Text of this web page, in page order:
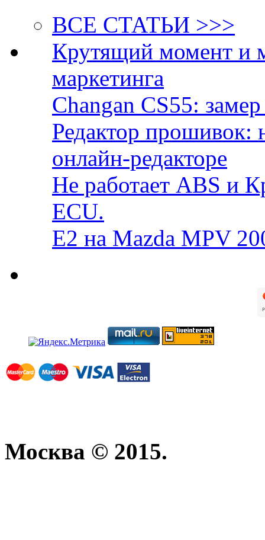
ВСЕ СТАТЬИ >>>
Крутящий момент и
маркетинга
Changan CS55:
Редактор прошивок:
онлайн-редакторе
Не работает ABS и
ECU.
E2 на Mazda MPV
Москва © 2015.